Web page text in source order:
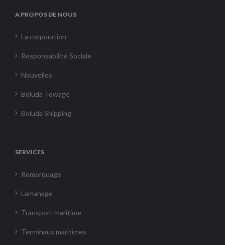
A PROPOS DE NOUS
La corporation
Responsabilité Sociale
Nouvelles
Boluda Towage
Boluda Shipping
SERVICES
Remorquage
Lamanage
Transport maritime
Terminaux maritimes